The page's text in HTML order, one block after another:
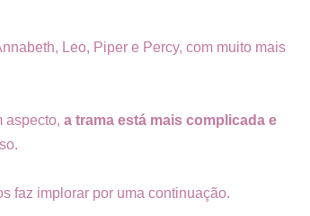
Leo, Piper e Percy, com muito mais
aspecto, a trama está mais complicada e
faz implorar por uma continuação.